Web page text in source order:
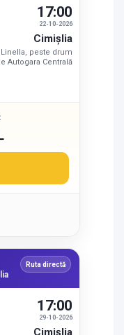
22-10-2026
17:00
Cimişlia
Linella, peste drum
Autogara Centrală
Ruta directă
29-10-2026
17:00
Cimişlia